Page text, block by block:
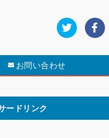
お問い合わせ
ードリンク